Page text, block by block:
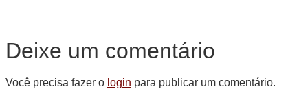
Deixe um comentário
Você precisa fazer o login para publicar um comentário.